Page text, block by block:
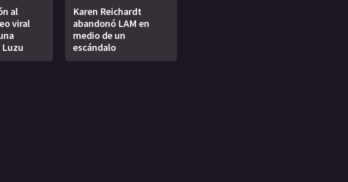
al
viral
Luzu
Karen Reichardt
abandonó LAM en
medio de un
escándalo